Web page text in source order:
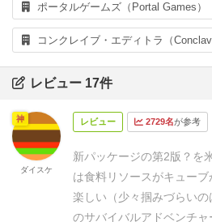
ポータルゲームズ（Portal Games）
コンクレイブ・エディトラ（
レビュー 17件
レビュー 2729名が参考
新パッケージの第2版？を
は食料リソースがキュー
楽しい（少々掴みづらいの
のサバイバルアドベンチ
神
ダイスケ